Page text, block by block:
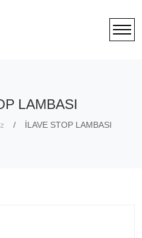
LAMBASI
İLAVE STOP LAMBASI